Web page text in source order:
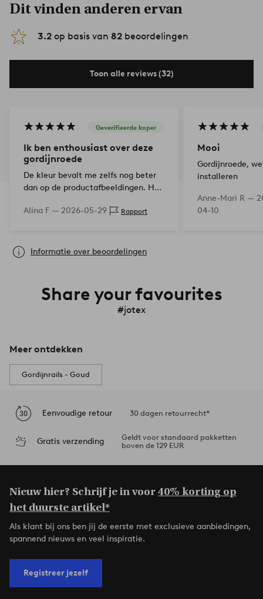
Dit vinden anderen ervan
3.2 op basis van 82 beoordelingen
Toon alle reviews (32)
Geverifieerde koper
Ik ben enthousiast over deze
gordijnroede
De kleur bevalt me zelfs nog beter
dan op de productafbeeldingen. Het
oogt daardoor bijzonder
Alina F — 2026-05-29 Rapport
Mooi
Gordijnroede,
installeren
Anne-Mari R —
04-10
Informatie over beoordelingen
Share your favourites
#jotex
Meer ontdekken
Gordijnrails - Goud
Eenvoudige retour 30 dagen retourrecht*
Gratis verzending
Geldt voor standaard pakketten
boven de 129 EUR
Nieuw hier? Schrijf je in voor40% korting op
het duurste artikel*
Als klant bij ons ben jij de eerste met exclusieve aanbiedingen,
spannend nieuws en veel inspiratie.
Registreer jezelf